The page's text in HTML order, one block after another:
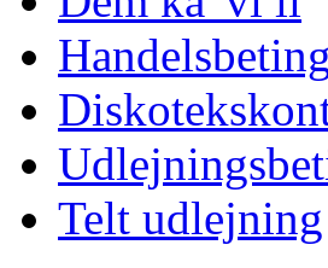
Telt udlejning